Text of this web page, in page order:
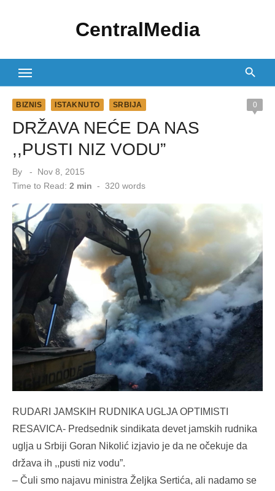
CentralMedia
BIZNIS ISTAKNUTO SRBIJA 0
DRŽAVA NEĆE DA NAS
,,PUSTI NIZ VODU”
By
Posted
on
Nov 8, 2015
Time to Read: 2 min - 320 words
RUDARI JAMSKIH RUDNIKA UGLJA OPTIMISTI
RESAVICA- Predsednik sindikata devet jamskih rudnika
uglja u Srbiji Goran Nikolić izjavio je da ne očekuje da
država ih ,,pusti niz vodu”.
– Čuli smo najavu ministra Željka Sertića, ali nadamo se